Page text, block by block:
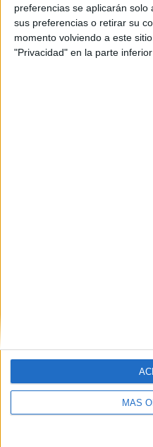
preferencias se aplicarán
sus preferencias o retirar su
momento volviendo a este
"Privacidad" en la parte
MÁS
Aplazado el
Tánger y el
HACE 6 HORAS